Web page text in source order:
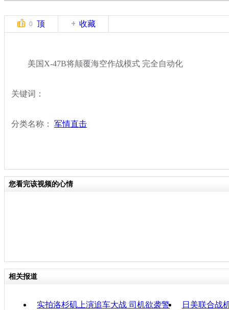
0 顶 收藏
美国X-47B将颠覆海空作战模式 完全自动化
关键词：
分类名称： 军情直击
您看完该视频的心情
相关报道
实拍洛杉矶上演追车大战 司机欲袭警
日美联合战